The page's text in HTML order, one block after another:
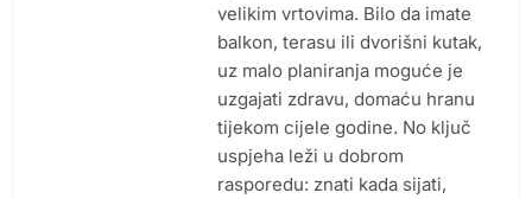
velikim vrtovima. Bilo da imate
balkon, terasu ili dvorišni kutak,
uz malo planiranja moguće je
uzgajati zdravu, domaću hranu
tijekom cijele godine. No ključ
uspjeha leži u dobrom
rasporedu: znati kada sijati,